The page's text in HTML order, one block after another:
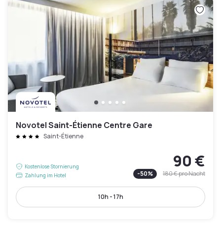
Novotel Saint-Étienne Centre Gare
Saint-Étienne
Kostenlose Stornierung
Zahlung im Hotel
90 €
-50% 180 €pro Nacht
10h - 17h